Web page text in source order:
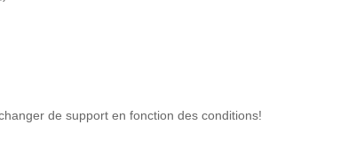
de support en fonction des conditions!